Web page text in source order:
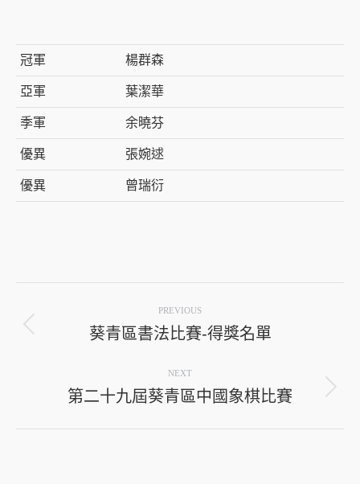
冠軍 楊群森
亞軍 葉潔華
季軍 余曉芬
優異 張婉逑
優異 曾瑞衍
navigation
PREVIOUS
Previous
葵青區書法比賽-得獎名單
NEXT
Next
第二十九屆葵青區中國象棋比賽